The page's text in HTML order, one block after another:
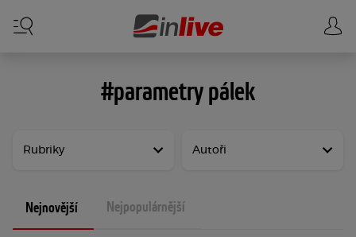
#parametry pálek
Nejnovější Nejpopulárnější
Rubriky Autoři